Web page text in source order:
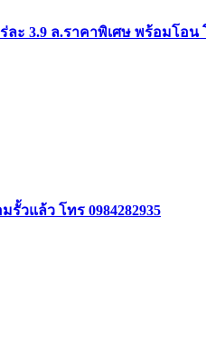
3.9 ล.ราคาพิเศษ พร้อมโอน โ
วแล้ว โทร 0984282935